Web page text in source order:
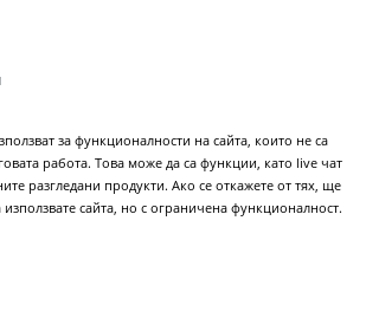
за функционалности на сайта, които не са
работа. Това може да са функции, като live чат
разгледани продукти. Ако се откажете от тях, ще
сайта, но с ограничена функционалност.